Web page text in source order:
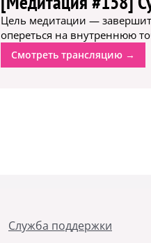
Цель медитации —
опереться на внутреннюю
Смотреть трансляцию →
Служба поддержки